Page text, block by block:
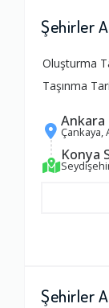
Şehirler
Oluşturma
Taşınma
Ankara
Çankaya,
Konya
Şehirler